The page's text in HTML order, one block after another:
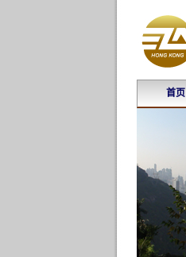
首页